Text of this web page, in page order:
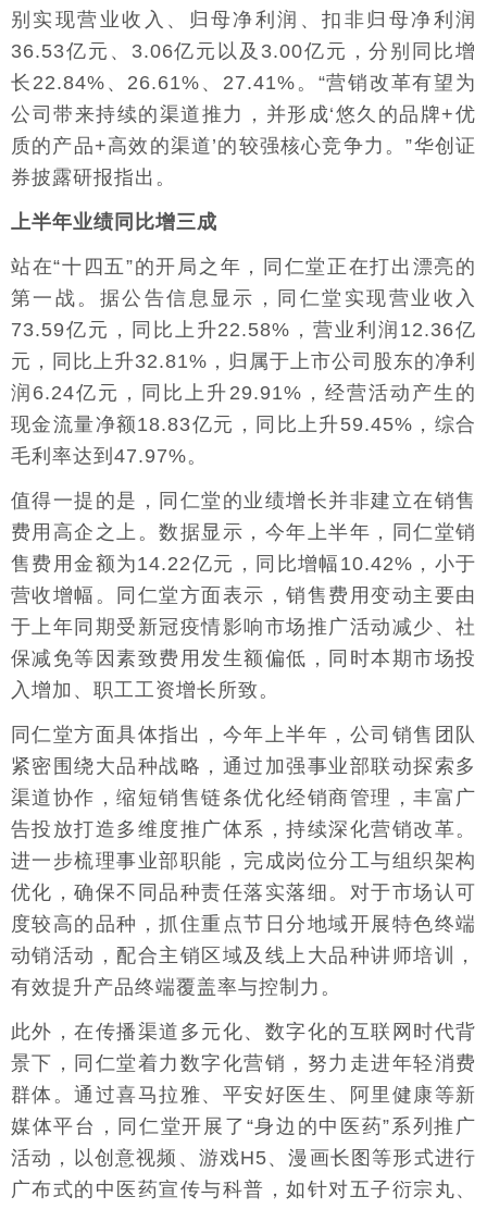
别实现营业收入、归母净利润、扣非归母净利润
36.53亿元、3.06亿元以及3.00亿元，分别同比增
长22.84%、26.61%、27.41%。“营销改革有望为
公司带来持续的渠道推力，并形成‘悠久的品牌+优
质的产品+高效的渠道’的较强核心竞争力。”华创证
券披露研报指出。
上半年业绩同比增三成
站在“十四五”的开局之年，同仁堂正在打出漂亮的
第一战。据公告信息显示，同仁堂实现营业收入
73.59亿元，同比上升22.58%，营业利润12.36亿
元，同比上升32.81%，归属于上市公司股东的净利
润6.24亿元，同比上升29.91%，经营活动产生的
现金流量净额18.83亿元，同比上升59.45%，综合
毛利率达到47.97%。
值得一提的是，同仁堂的业绩增长并非建立在销售
费用高企之上。数据显示，今年上半年，同仁堂销
售费用金额为14.22亿元，同比增幅10.42%，小于
营收增幅。同仁堂方面表示，销售费用变动主要由
于上年同期受新冠疫情影响市场推广活动减少、社
保减免等因素致费用发生额偏低，同时本期市场投
入增加、职工工资增长所致。
同仁堂方面具体指出，今年上半年，公司销售团队
紧密围绕大品种战略，通过加强事业部联动探索多
渠道协作，缩短销售链条优化经销商管理，丰富广
告投放打造多维度推广体系，持续深化营销改革。
进一步梳理事业部职能，完成岗位分工与组织架构
优化，确保不同品种责任落实落细。对于市场认可
度较高的品种，抓住重点节日分地域开展特色终端
动销活动，配合主销区域及线上大品种讲师培训，
有效提升产品终端覆盖率与控制力。
此外，在传播渠道多元化、数字化的互联网时代背
景下，同仁堂着力数字化营销，努力走进年轻消费
群体。通过喜马拉雅、平安好医生、阿里健康等新
媒体平台，同仁堂开展了“身边的中医药”系列推广
活动，以创意视频、游戏H5、漫画长图等形式进行
广布式的中医药宣传与科普，如针对五子衍宗丸、